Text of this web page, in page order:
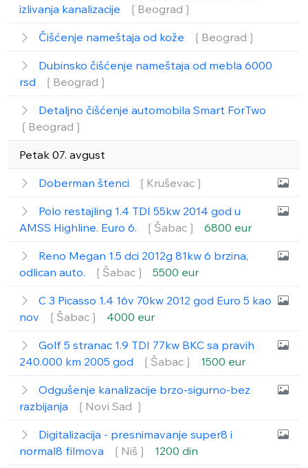
izlivanja kanalizacije
❲Beograd❳
Čišćenje nameštaja od kože ❲Beograd❳
Dubinsko čišćenje nameštaja od mebla 6000
rsd
❲Beograd❳
Detaljno čišćenje automobila Smart ForTwo
❲Beograd❳
Petak 07. avgust
Doberman štenci ❲Kruševac❳
Polo restajling 1.4 TDI 55kw 2014 god u
AMSS Highline. Euro 6.
❲Šabac❳ 6800 eur
Reno Megan 1.5 dci 2012g 81kw 6 brzina,
odlican auto.
❲Šabac❳ 5500 eur
C 3 Picasso 1.4 16v 70kw 2012 god Euro 5 kao
nov
❲Šabac❳ 4000 eur
Golf 5 stranac 1.9 TDI 77kw BKC sa pravih
240.000 km 2005 god
❲Šabac❳ 1500 eur
Odgušenje kanalizacije brzo-sigurno-bez
razbijanja
❲Novi Sad ❳
Digitalizacija - presnimavanje super8 i
normal8 filmova
❲Niš❳ 1200 din